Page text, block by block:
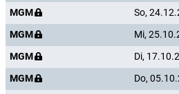
MGM
So,
MGM
Mi,
MGM
Di,
MGM
Do,